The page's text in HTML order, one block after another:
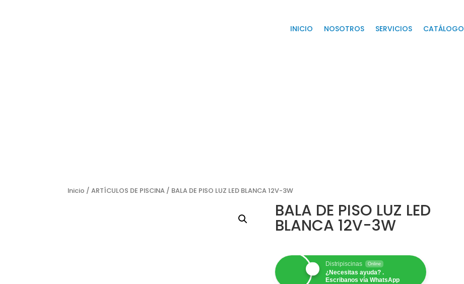
INICIO NOSOTROS SERVICIOS CATÁLOGO
Inicio /ARTÍCULOS DE PISCINA / BALA DE PISO LUZ LED BLANCA 12V-3W
BALA DE PISO LUZ LED
BLANCA 12V-3W
Distripiscinas Online
¿Necesitas ayuda? .
Escribanos vía WhatsApp